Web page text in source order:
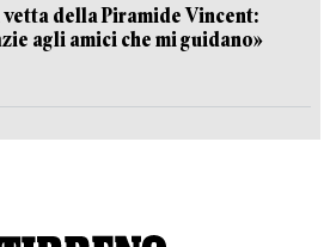
della Piramide Vincent:
agli amici che mi guidano»